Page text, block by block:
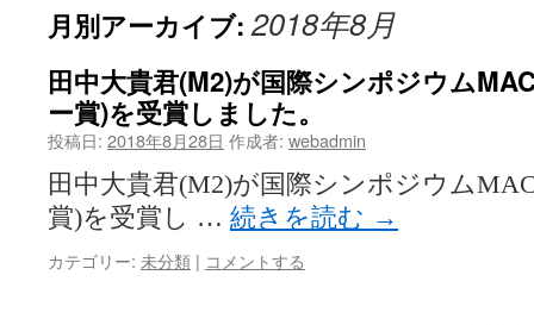
月別アーカイブ:2018年8月
田中大貴君(M2)が国際シンポジウム
ー賞)を受賞しました。
投稿日: 2018年8月28日 作成者: webadmin
田中大貴君(M2)が国際シンポジウム
賞)を受賞し … 続きを読む →
カテゴリー: 未分類 | コメントする